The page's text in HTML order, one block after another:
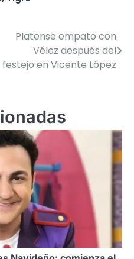
Platense empato con
Vélez después del
festejo en Vicente López